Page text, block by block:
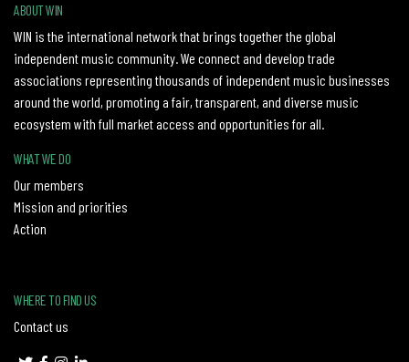
ABOUT WIN
WIN is the international network that brings together the global
independent music community. We connect and develop trade
associations representing thousands of independent music businesses
around the world, promoting a fair, transparent, and diverse music
ecosystem with full market access and opportunities for all.
WHAT WE DO
Our members
Mission and priorities
Action
WHERE TO FIND US
Contact us